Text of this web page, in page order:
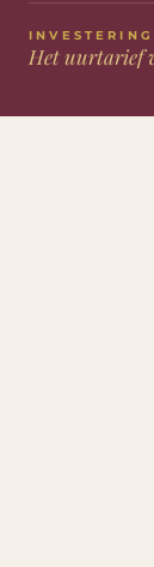
INVESTERING
Het uurtarief